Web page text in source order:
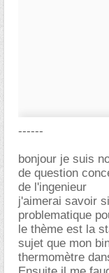
------
bonjour je suis
de question
de l'ingenieur
j'aimerai savoir
problematique
le thème est la
sujet que mon
thermomètre